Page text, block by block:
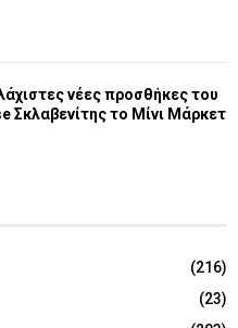
νέες προσθήκες του
Σκλαβενίτης το Μίνι Μάρκετ
(216)
(23)